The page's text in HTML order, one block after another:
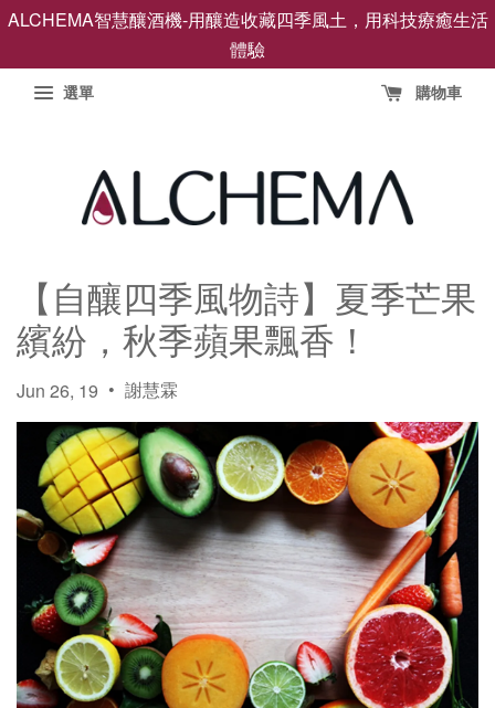
ALCHEMA智慧釀酒機-用釀造收藏四季風土，用科技療癒生活
體驗
選單 購物車
【自釀四季風物詩】夏季芒果
繽紛，秋季蘋果飄香！
Jun 26, 19 • 謝慧霖